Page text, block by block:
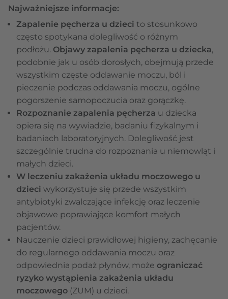
Najważniejsze informacje:
Zapalenie pęcherza u dzieci to stosunkowo
często spotykana dolegliwość o różnym
podłożu. Objawy zapalenia pęcherza u dziecka,
podobnie jak u osób dorosłych, obejmują przede
wszystkim częste oddawanie moczu, ból i
pieczenie podczas oddawania moczu, ogólne
pogorszenie samopoczucia oraz gorączkę.
Rozpoznanie zapalenia pęcherza u dziecka
opiera się na wywiadzie, badaniu fizykalnym i
badaniach laboratoryjnych. Dolegliwość jest
szczególnie trudna do rozpoznania u niemowląt i
małych dzieci.
W leczeniu zakażenia układu moczowego u
dzieci wykorzystuje się przede wszystkim
antybiotyki zwalczające infekcję oraz leczenie
objawowe poprawiające komfort małych
pacjentów.
Nauczenie dzieci prawidłowej higieny, zachęcanie
do regularnego oddawania moczu oraz
odpowiednia podaż płynów, może ograniczać
ryzyko wystąpienia zakażenia układu
moczowego (ZUM) u dzieci.